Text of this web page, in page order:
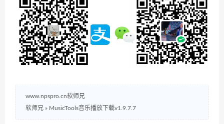
www.npspro.cn软师兄
软师兄 » MusicTools音乐播放下载v1.9.7.7